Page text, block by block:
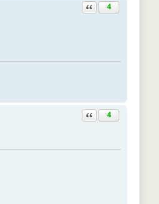
Ответить с цитатой
4
Ответить с цитатой
4